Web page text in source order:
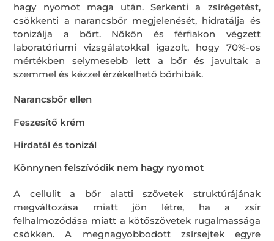
hagy nyomot maga után. Serkenti a zsírégetést,
csökkenti a narancsbőr megjelenését, hidratálja és
tonizálja a bőrt. Nőkön és férfiakon végzett
laboratóriumi vizsgálatokkal igazolt, hogy 70%-os
mértékben selymesebb lett a bőr és javultak a
szemmel és kézzel érzékelhető bőrhibák.
Narancsbőr ellen
Feszesítő krém
Hirdatál és tonizál
Könnynen felszívódik nem hagy nyomot
A cellulit a bőr alatti szövetek struktúrájának
megváltozása miatt jön létre, ha a zsír
felhalmozódása miatt a kötőszövetek rugalmassága
csökken. A megnagyobbodott zsírsejtek egyre